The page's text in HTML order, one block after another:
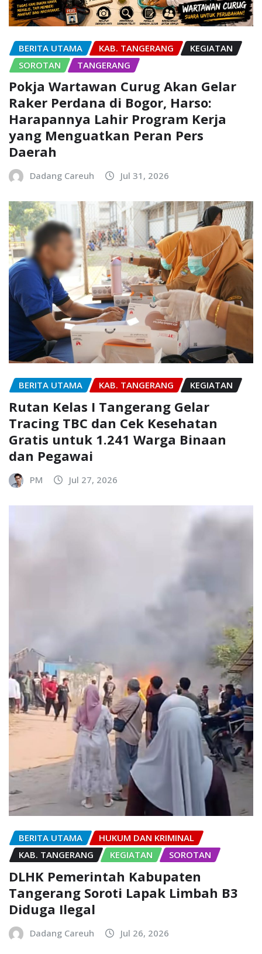
BERITA UTAMA KAB. TANGERANG
KEGIATAN
SOROTAN
TANGERANG
Pokja Wartawan Curug Akan Gelar
Raker Perdana di Bogor, Harso:
Harapannya Lahir Program Kerja
yang Menguatkan Peran Pers
Daerah
Dadang Careuh Jul 31, 2026
BERITA UTAMA KAB. TANGERANG KEGIATAN
Rutan Kelas I Tangerang Gelar
Tracing TBC dan Cek Kesehatan
Gratis untuk 1.241 Warga Binaan
dan Pegawai
PM Jul 27, 2026
BERITA UTAMA
HUKUM DAN KRIMINAL
KAB. TANGERANG
KEGIATAN SOROTAN
DLHK Pemerintah Kabupaten
Tangerang Soroti Lapak Limbah B3
Diduga Ilegal
Dadang Careuh Jul 26, 2026